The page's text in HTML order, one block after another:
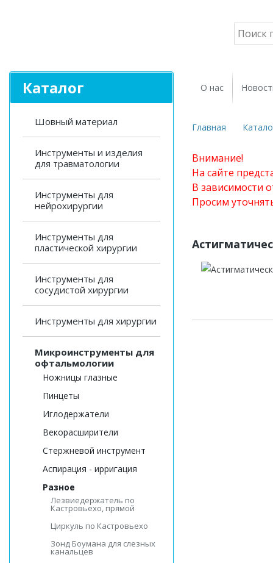
Каталог
Шовный материал
Инструменты и изделия
для травматологии
Инструменты для
нейрохирургии
Инструменты для
пластической хирургии
Инструменты для
сосудистой хирургии
Инструменты для хирургии
Микроинструменты для
офтальмологии
Ножницы глазные
Пинцеты
Иглодержатели
Векорасширители
Стержневой инструмент
Аспирация - ирригация
Разное
Лезвиедержатель по
Кастровьехо, прямой
Циркуль по Кастровьехо
Зонд Боумана для слезных
канальцев
О нас
Главная
Внимание!
На сайте
В зависимости
Просим